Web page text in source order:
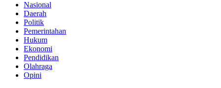
Nasional
Daerah
Politik
Pemerintahan
Hukum
Ekonomi
Pendidikan
Olahraga
Opini